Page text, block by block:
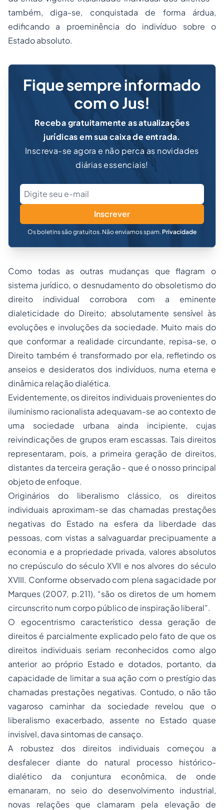
também, diga-se, conquistada de forma árdua,
edificando a proeminência do indivíduo sobre o
Estado absoluto.
Fique sempre informado
com o Jus!
Receba gratuitamente as atualizações
jurídicas em sua caixa de entrada.
Inscreva-se agora e não perca as novidades
diárias essenciais!
Inscrever
Os boletins são gratuitos. Não enviamos spam. Privacidade
Como todas as outras mudanças que flagram o
sistema jurídico, o desnudamento do obsoletismo do
direito individual corrobora com a eminente
dialeticidade do Direito; absolutamente sensível às
evoluções e involuções da sociedade. Muito mais do
que conformar a realidade circundante, repisa-se, o
Direito também é transformado por ela, refletindo os
anseios e desideratos dos indivíduos, numa eterna e
dinâmica relação dialética.
Evidentemente, os direitos individuais provenientes do
iluminismo racionalista adequavam-se ao contexto de
uma sociedade urbana ainda incipiente, cujas
reivindicações de grupos eram escassas. Tais direitos
representaram, pois, a primeira geração de direitos,
distantes da terceira geração - que é o nosso principal
objeto de enfoque.
Originários do liberalismo clássico, os direitos
individuais aproximam-se das chamadas prestações
negativas do Estado na esfera da liberdade das
pessoas, com vistas a salvaguardar precipuamente a
economia e a propriedade privada, valores absolutos
no crepúsculo do século XVII e nos alvores do século
XVIII. Conforme observado com plena sagacidade por
Marques (2007, p.211), “são os diretos de um homem
circunscrito num corpo público de inspiração liberal”.
O egocentrismo característico dessa geração de
direitos é parcialmente explicado pelo fato de que os
direitos individuais seriam reconhecidos como algo
anterior ao próprio Estado e dotados, portanto, da
capacidade de limitar a sua ação com o prestígio das
chamadas prestações negativas. Contudo, o não tão
vagaroso caminhar da sociedade revelou que o
liberalismo exacerbado, assente no Estado quase
invisível, dava sintomas de cansaço.
A robustez dos direitos individuais começou a
desfalecer diante do natural processo histórico-
dialético da conjuntura econômica, de onde
emanaram, no seio do desenvolvimento industrial,
novas relações que clamaram pela elevação de